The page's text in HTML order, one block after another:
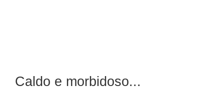
Caldo e morbidoso...